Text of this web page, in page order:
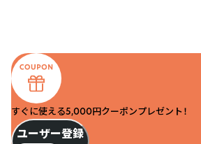
すぐに使える5,000円クーポンプレゼント！
ユーザー登録